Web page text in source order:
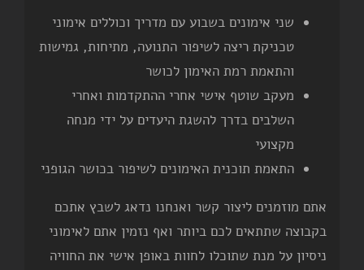
שני אימונים בשבוע עם מדריך וכוללים אימוני
טכניקת ריצה לשיפור התנועה, מתיחות, גמישות
והתאמת רמת האימון לכושר
מעקב שוטף אישי אחרי ההתקדמות ואחרי
השלבים בדרך להשגת היעדים על ידי מנחה
מקצועי
התאמת תוכנית האימונים לשיפור בכושר הגופני
אתם מוזמנים ליצור קשר ואנחנו נדאג לשבץ אתכם
בקבוצה שתתאים לכם ביותר ואף נזמין אתם לאימוני
ניסיון על מנת שתוכלו לחוות באופן אישי את החוויה